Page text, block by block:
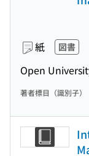
紙 図書
Open
著者標目（識別子）